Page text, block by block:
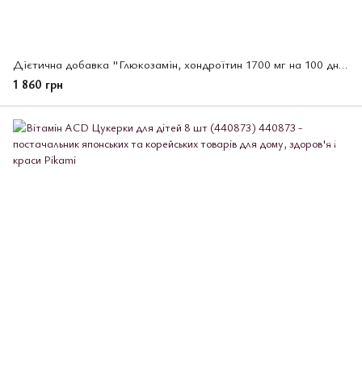
Дієтична добавка "Глюкозамін, хондроїтин 1700 мг на 100 днів" Unimat Riken, 800 шт (672090)
1 860 грн